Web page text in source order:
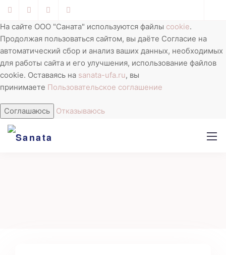
На сайте ООО "Саната" используются файлы cookie.
Продолжая пользоваться сайтом, вы даёте Согласие на
автоматический сбор и анализ ваших данных, необходимых
для работы сайта и его улучшения, использование файлов
cookie. Оставаясь на sanata-ufa.ru, вы
принимаете Пользовательское соглашение
Соглашаюсь Отказываюсь
LOGIN PAGE
Sanata Pages Login page